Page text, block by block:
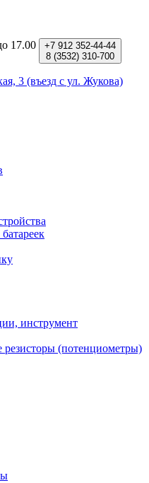
17.00 +7 912 352-44-44
8 (3532) 310-700
3 (въезд с ул. Жукова)
инструмент
(потенциометры)